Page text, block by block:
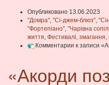
Опубликовано 13.06.2023
"Домра", "Сі-джем-блюз",
"Фортепіано", "Чарівна
життя, Фестивалі, змагання,
Комментарии к записи
«Акорди